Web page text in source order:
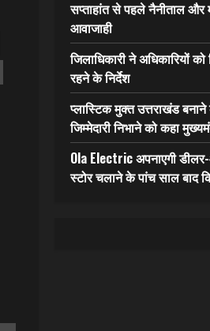
सप्ताहांत से पहले नैनीताल और
आवाजाही
जिलाधिकारी ने अधिकारियों
रहने के निर्देश
प्लास्टिक मुक्त उत्तराखंड
जिम्मेदारी निभाने को कहा
Ola Electric अपनाएगी
स्टोर चलाने के पांच साल बाद